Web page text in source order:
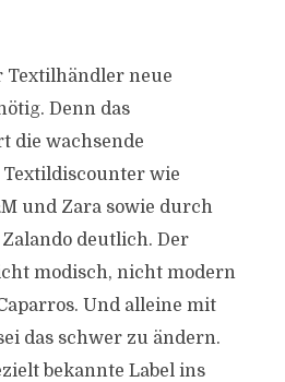
Textilhändler neue
Denn das
die wachsende
wie
und Zara sowie durch
deutlich. Der
modisch, nicht modern
Und alleine mit
das schwer zu ändern.
bekannte Label ins